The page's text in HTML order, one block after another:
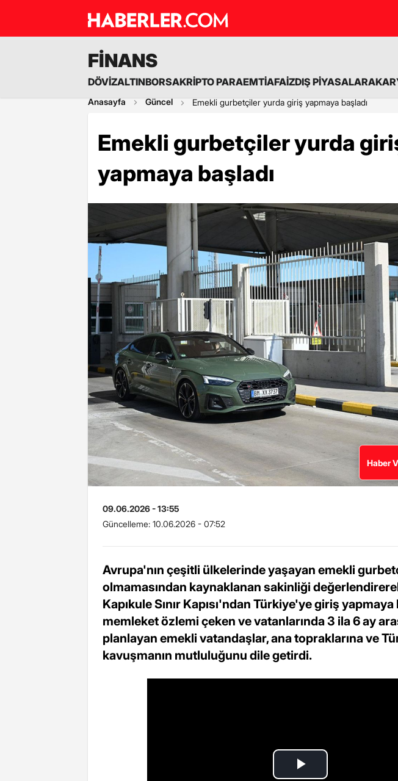
FİNANS
DÖVİZALTINBORSAKRİPTO PARAEMTİAFAİZDIŞ PİYASALAR
Anasayfa Güncel Emekli gurbetçiler yurda giriş yapmaya başladı
Emekli gurbetçiler yurda
yapmaya başladı
Haber
09.06.2026 - 13:55
Güncelleme: 10.06.2026 - 07:52
Avrupa'nın çeşitli ülkelerinde yaşayan emekli
olmamasından kaynaklanan sakinliği
Kapıkule Sınır Kapısı'ndan Türkiye'ye giriş
memleket özlemi çeken ve vatanlarında 3 ila 6 ay
planlayan emekli vatandaşlar, ana topraklarına ve
kavuşmanın mutluluğunu dile getirdi.